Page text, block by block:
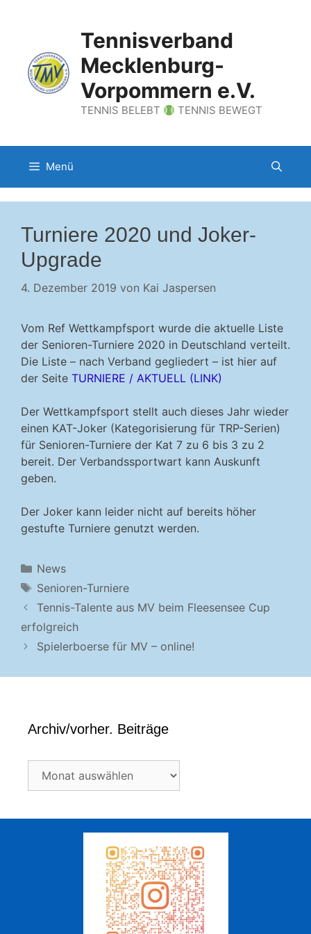
Tennisverband
Mecklenburg-
Vorpommern e.V.
TENNIS BELEBT TENNIS BEWEGT
Menü
Turniere 2020 und Joker-
Upgrade
4. Dezember 2019 von Kai Jaspersen
Vom Ref Wettkampfsport wurde die aktuelle Liste
der Senioren-Turniere 2020 in Deutschland verteilt.
Die Liste – nach Verband gegliedert – ist hier auf
der Seite TURNIERE / AKTUELL (LINK)
Der Wettkampfsport stellt auch dieses Jahr wieder
einen KAT-Joker (Kategorisierung für TRP-Serien)
für Senioren-Turniere der Kat 7 zu 6 bis 3 zu 2
bereit. Der Verbandssportwart kann Auskunft
geben.
Der Joker kann leider nicht auf bereits höher
gestufte Turniere genutzt werden.
Kategorien
News
Schlagwörter
Senioren-Turniere
Tennis-Talente aus MV beim Fleesensee Cup
erfolgreich
Spielerboerse für MV – online!
Archiv/vorher. Beiträge
Archiv/vorher.